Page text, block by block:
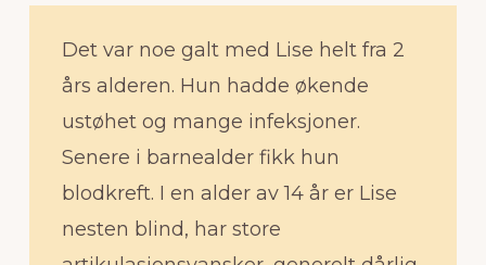
Det var noe galt med Lise helt fra 2
års alderen. Hun hadde økende
ustøhet og mange infeksjoner.
Senere i barnealder fikk hun
blodkreft. I en alder av 14 år er Lise
nesten blind, har store